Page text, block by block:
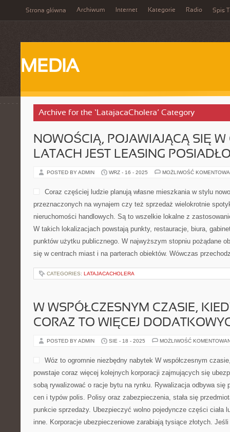
Strona główna Archiwum Internet Kategorie Radio Spis
MEDIA
Archive for the ‘LatajacaCholera’ Category
NOWOŚCIĄ, POJAWIAJĄCĄ SIĘ
LATACH JEST LEASING
POSTED BY ADMIN WRZ - 16 - 2025 MOŻLIWOŚĆ
Coraz częściej ludzie planują własne mieszkania w stylu
przeznaczonych na wynajem czy też sprzedaż wielokrotnie
nieruchomości handlowych. Są to wszelkie lokalne z
W takich lokalizacjach powstają punkty, restauracje, biura,
punktów użytku publicznego. W najwyższym stopniu pożądane
się w centrach miast i na parterach obiektów. Wówczas
CATEGORIES: LATAJACACHOLERA
W WSPÓŁCZESNYM CZASIE,
CORAZ TO WIĘCEJ
POSTED BY ADMIN SIE - 18 - 2025 MOŻLIWOŚĆ
Wóz to ogromnie niezbędny nabytek W współczesnym
powstaje coraz więcej kolejnych korporacji zajmujących się
sobą rywalizować o racje bytu na rynku. Rywalizacja odbywa się
cen i typów polis. Polisy oraz zabezpieczenia, stała się
punkcie sprzedaży. Ubezpieczyć wolno pojedyncze części ciała
inne. Korporacje ubezpieczeniowe zarabiają tysiące złotych.